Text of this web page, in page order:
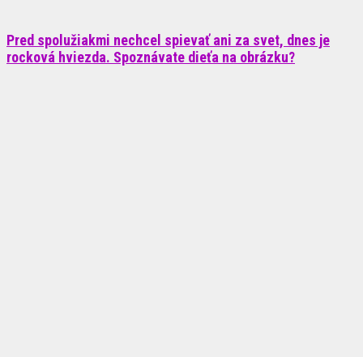
Pred spolužiakmi nechcel spievať ani za svet, dnes je
rocková hviezda. Spoznávate dieťa na obrázku?